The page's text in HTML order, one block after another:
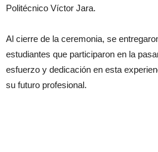
Politécnico Víctor Jara.
Al cierre de la ceremonia, se
estudiantes que participaron en la
esfuerzo y dedicación en esta
su futuro profesional.